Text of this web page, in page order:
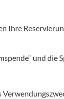
Ihre
und die